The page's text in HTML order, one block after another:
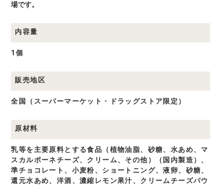
商
覧
場です。
内容量
1個
販売地区
全国（スーパーマーケット・ドラッグストア限定）
原材料
乳等を主要原料とする食品（植物油脂、砂糖、水あめ、マ
スカルポーネチーズ、クリーム、その他）（国内製造）、
準チョコレート、小麦粉、ショートニング、液卵、砂糖、
還元水あめ、洋酒、濃縮レモン果汁、クリームチーズパウ